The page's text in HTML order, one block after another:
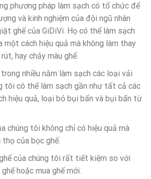
phương pháp làm sạch có tổ chức để
và kinh nghiệm của đội ngũ nhân
ghế của GiDiVi. Họ có thể làm sạch
cách hiệu quả mà không làm thay
hay chảy màu ghế.
nhiều năm làm sạch các loại vải
tôi có thể làm sạch gần như tất cả các
hiệu quả, loại bỏ bụi bẩn và bụi bẩn từ
chúng tôi không chỉ có hiệu quả mà
của bọc ghế.
của chúng tôi rất tiết kiệm so với
hoặc mua ghế mới.